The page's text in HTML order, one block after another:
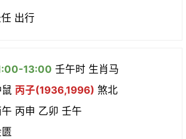
出行
13:00 壬午时 生肖马
丙子(1936,1996) 煞北
午 丙申 乙卯 壬午